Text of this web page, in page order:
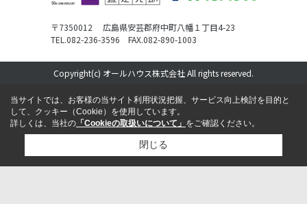
〒7350012 広島県安芸郡府中町八幡１丁目4-23
TEL.082-236-3596 FAX.082-890-1003
Copyright(c) オールハウス株式会社 All rights reserved.
当サイトでは、お客様の当サイト利用状況把握、サービス向上検討を目的と
して、クッキー（Cookie）を使用しています。
詳しくは、当社の 「Cookieの取扱いについて」 をご確認ください。
閉じる